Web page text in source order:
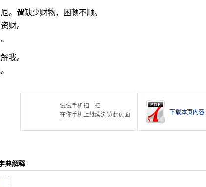
。谓缺少财物，困顿不顺。
财。
我。
试试手机扫一扫
在你手机上继续浏览此页面
下载本页内容
典解释